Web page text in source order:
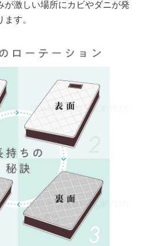
が激しい場所にカビやダニが発
す。